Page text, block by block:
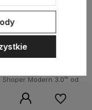
Shoper Modern 3.0™ od